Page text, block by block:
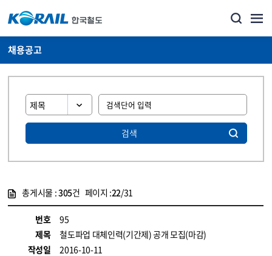
채용공고
검색
총게시물 :305건 페이지 :22/31
번호
95
제목
철도파업 대체인력(기간제) 공개 모집(마감)
작성일
2016-10-11